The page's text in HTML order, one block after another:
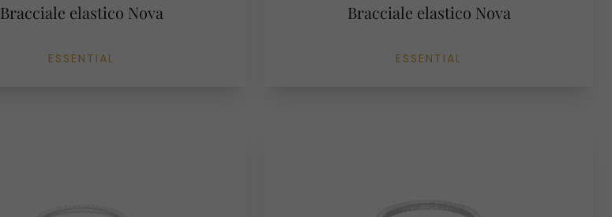
Bracciale elastico Nova
ESSENTIAL
Bracciale elastico Nova
ESSENTIAL